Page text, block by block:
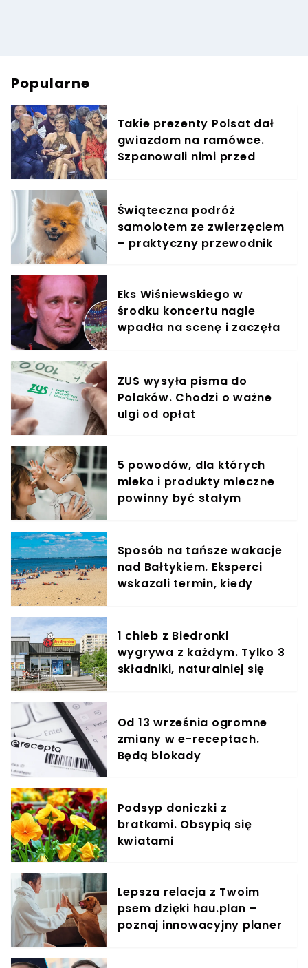
Popularne
Takie prezenty Polsat dał
gwiazdom na ramówce.
Szpanowali nimi przed
Świąteczna podróż
samolotem ze zwierzęciem
– praktyczny przewodnik
Eks Wiśniewskiego w
środku koncertu nagle
wpadła na scenę i zaczęła
ZUS wysyła pisma do
Polaków. Chodzi o ważne
ulgi od opłat
5 powodów, dla których
mleko i produkty mleczne
powinny być stałym
Sposób na tańsze wakacje
nad Bałtykiem. Eksperci
wskazali termin, kiedy
1 chleb z Biedronki
wygrywa z każdym. Tylko 3
składniki, naturalniej się
Od 13 września ogromne
zmiany w e-receptach.
Będą blokady
Podsyp doniczki z
bratkami. Obsypią się
kwiatami
Lepsza relacja z Twoim
psem dzięki hau.plan –
poznaj innowacyjny planer